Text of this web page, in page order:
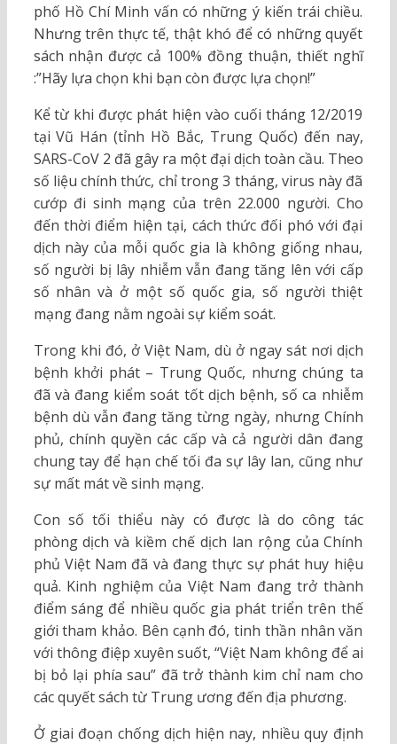
phố Hồ Chí Minh vấn có những ý kiến trái chiều.
Nhưng trên thực tế, thật khó để có những quyết
sách nhận được cả 100% đồng thuận, thiết nghĩ
:”Hãy lựa chọn khi bạn còn được lựa chọn!”
Kể từ khi được phát hiện vào cuối tháng 12/2019
tại Vũ Hán (tỉnh Hồ Bắc, Trung Quốc) đến nay,
SARS-CoV 2 đã gây ra một đại dịch toàn cầu. Theo
số liệu chính thức, chỉ trong 3 tháng, virus này đã
cướp đi sinh mạng của trên 22.000 người. Cho
đến thời điểm hiện tại, cách thức đối phó với đại
dịch này của mỗi quốc gia là không giống nhau,
số người bị lây nhiễm vẫn đang tăng lên với cấp
số nhân và ở một số quốc gia, số người thiệt
mạng đang nằm ngoài sự kiểm soát.
Trong khi đó, ở Việt Nam, dù ở ngay sát nơi dịch
bệnh khởi phát – Trung Quốc, nhưng chúng ta
đã và đang kiểm soát tốt dịch bệnh, số ca nhiễm
bệnh dù vẫn đang tăng từng ngày, nhưng Chính
phủ, chính quyền các cấp và cả người dân đang
chung tay để hạn chế tối đa sự lây lan, cũng như
sự mất mát về sinh mạng.
Con số tối thiểu này có được là do công tác
phòng dịch và kiềm chế dịch lan rộng của Chính
phủ Việt Nam đã và đang thực sự phát huy hiệu
quả. Kinh nghiệm của Việt Nam đang trở thành
điểm sáng để nhiều quốc gia phát triển trên thế
giới tham khảo. Bên cạnh đó, tinh thần nhân văn
với thông điệp xuyên suốt, “Việt Nam không để ai
bị bỏ lại phía sau” đã trở thành kim chỉ nam cho
các quyết sách từ Trung ương đến địa phương.
Ở giai đoạn chống dịch hiện nay, nhiều quy định